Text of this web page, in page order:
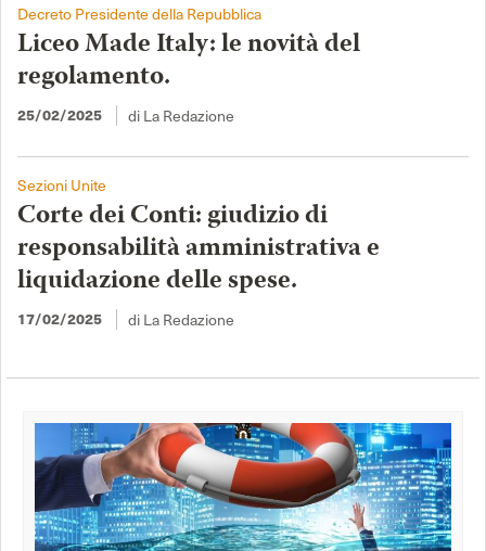
Decreto Presidente della Repubblica
Liceo Made Italy: le novità del
regolamento.
25/02/2025 di La Redazione
Sezioni Unite
Corte dei Conti: giudizio di
responsabilità amministrativa e
liquidazione delle spese.
17/02/2025 di La Redazione